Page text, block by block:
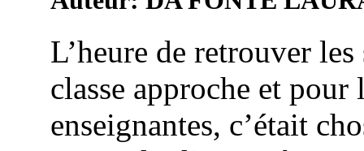
L’heure de retrouver les
classe approche et pour
enseignantes, c’était